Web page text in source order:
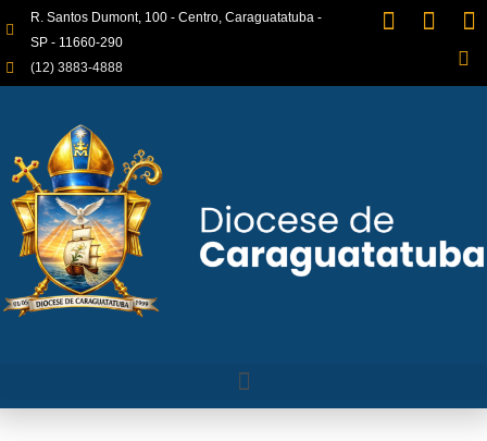
R. Santos Dumont, 100 - Centro, Caraguatatuba -
SP - 11660-290
(12) 3883-4888